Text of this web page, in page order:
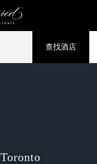
查找酒店